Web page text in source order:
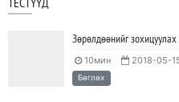
Зөрөлдөөнийг
10мин 2018-05-
Бөглөх